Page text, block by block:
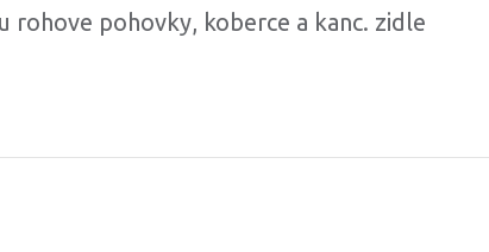
rohove pohovky, koberce a kanc. zidle